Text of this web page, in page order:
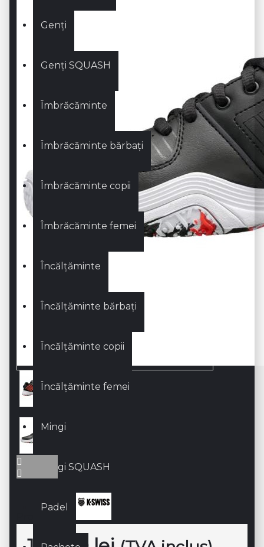
Genți
Genți SQUASH
Îmbrăcăminte
Îmbrăcăminte bărbați
Îmbrăcăminte copii
Îmbrăcăminte femei
Încălțăminte
Încălțăminte bărbați
Încălțăminte copii
Încălțăminte femei
Mingi
Mingi SQUASH
Padel